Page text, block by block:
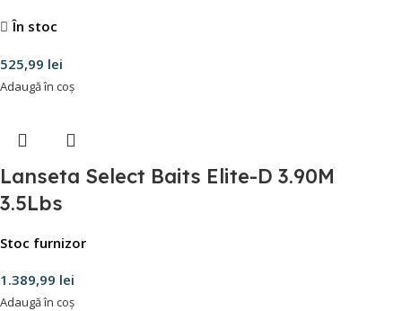
În stoc
525,99 lei
Adaugă în coș
Lanseta Select Baits Elite-D 3.90M
3.5Lbs
Stoc furnizor
1.389,99 lei
Adaugă în coș